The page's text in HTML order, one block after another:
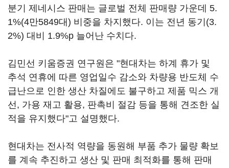
분기 제네시스 판매는 글로벌 전체 판매량 가운데 5.
1%(4만5849대) 비중을 차지했다. 이는 전년 동기(3.
2%) 대비 1.9%p 늘어난 수치다.
김민선 키움증권 연구원은 "현대차는 하계 휴가 및
추석 연휴에 따른 영업일수 감소와 차량용 반도체 수
급난으로 인한 생산 차질에도 불구하고 제품 믹스 개
선, 가용 재고 활용, 판촉비 절감 등을 통해 견조한 실
적을 유지했다"고 설명했다.
현대차는 전사적 역량을 동원해 부품 추가 물량 확보
를 계속 추진하고 생산 및 판매 최적화를 통해 판매